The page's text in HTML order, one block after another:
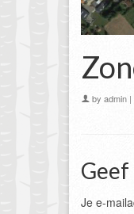
by admin |
Je e-